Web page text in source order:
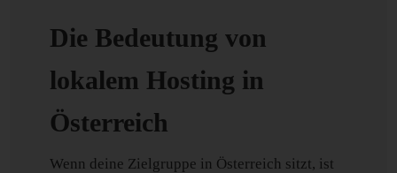
Die Bedeutung von
lokalem Hosting in
Österreich
Wenn deine Zielgruppe in Österreich sitzt, ist